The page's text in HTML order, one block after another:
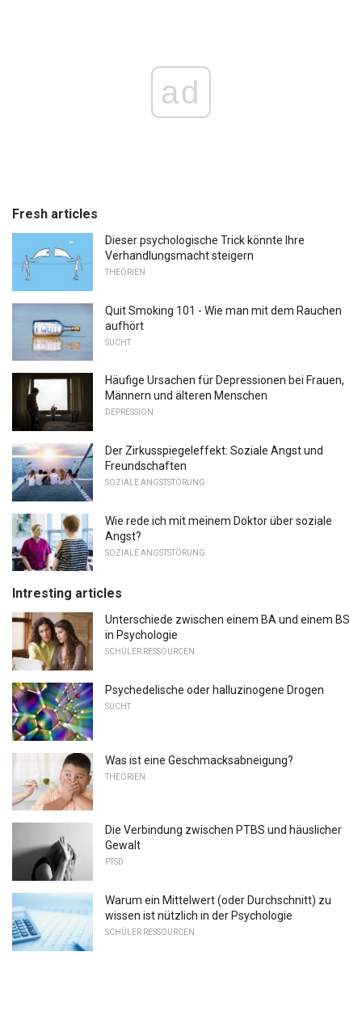
ad
Fresh articles
Dieser psychologische Trick könnte Ihre
Verhandlungsmacht steigern
THEORIEN
Quit Smoking 101 - Wie man mit dem Rauchen
aufhört
SUCHT
Häufige Ursachen für Depressionen bei Frauen,
Männern und älteren Menschen
DEPRESSION
Der Zirkusspiegeleffekt: Soziale Angst und
Freundschaften
SOZIALE ANGSTSTÖRUNG
Wie rede ich mit meinem Doktor über soziale
Angst?
SOZIALE ANGSTSTÖRUNG
Intresting articles
Unterschiede zwischen einem BA und einem BS
in Psychologie
SCHÜLER RESSOURCEN
Psychedelische oder halluzinogene Drogen
SUCHT
Was ist eine Geschmacksabneigung?
THEORIEN
Die Verbindung zwischen PTBS und häuslicher
Gewalt
PTSD
Warum ein Mittelwert (oder Durchschnitt) zu
wissen ist nützlich in der Psychologie
SCHÜLER RESSOURCEN